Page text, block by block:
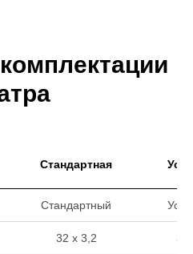
Стандартная
Стандартный
32 х 3,2 32